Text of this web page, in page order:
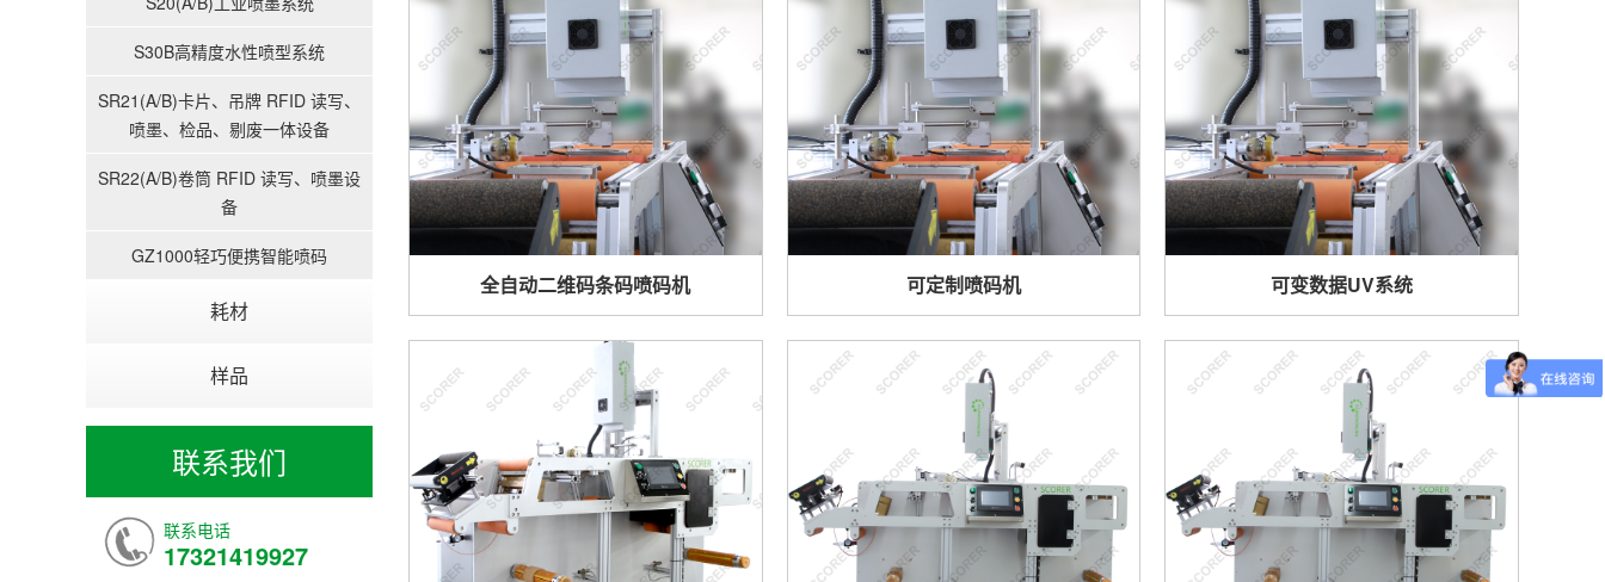
S30B高精度水性喷型系统
SR21(A/B)卡片、吊牌 RFID 读写、
喷墨、检品、剔废一体设备
SR22(A/B)卷筒 RFID 读写、喷墨设
备
GZ1000轻巧便携智能喷码
耗材
样品
联系我们
联系电话
17321419927
全自动二维码条码喷码机 可定制喷码机 可变数据UV系统